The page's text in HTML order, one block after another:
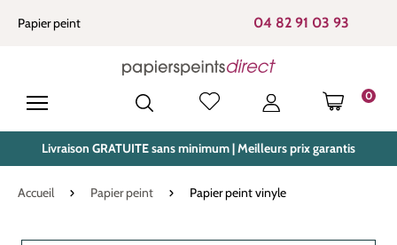
principal
Papier peint 04 82 91 03 93
0
LE
Livraison GRATUITE sans minimum | Meilleurs prix garantis
Accueil Papier peint Papier peint vinyle